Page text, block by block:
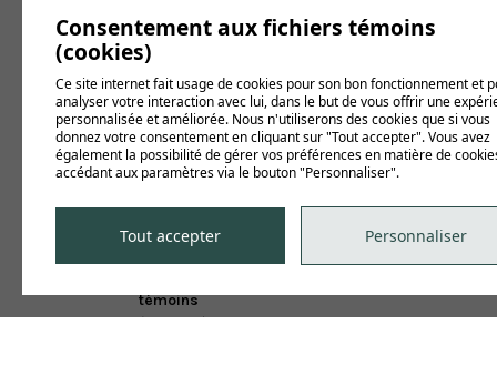
6423
municipalite@baie-
du-febvre.net
h à 16 h
Jeudi
12 h et 13 h à
16 h
Vendredi:
Fermé
Conditions
confidentialité
témoins
(cookies)
Consentement aux fichiers témoins
(cookies)
Ce site internet fait usage de cookies pour son bon fonctionnement et
analyser votre interaction avec lui, dans le but de vous offrir une
personnalisée et améliorée. Nous n'utiliserons des cookies que si vous
donnez votre consentement en cliquant sur "Tout accepter". Vous avez
également la possibilité de gérer vos préférences en matière de
accédant aux paramètres via le bouton "Personnaliser".
Tout accepter Personnaliser